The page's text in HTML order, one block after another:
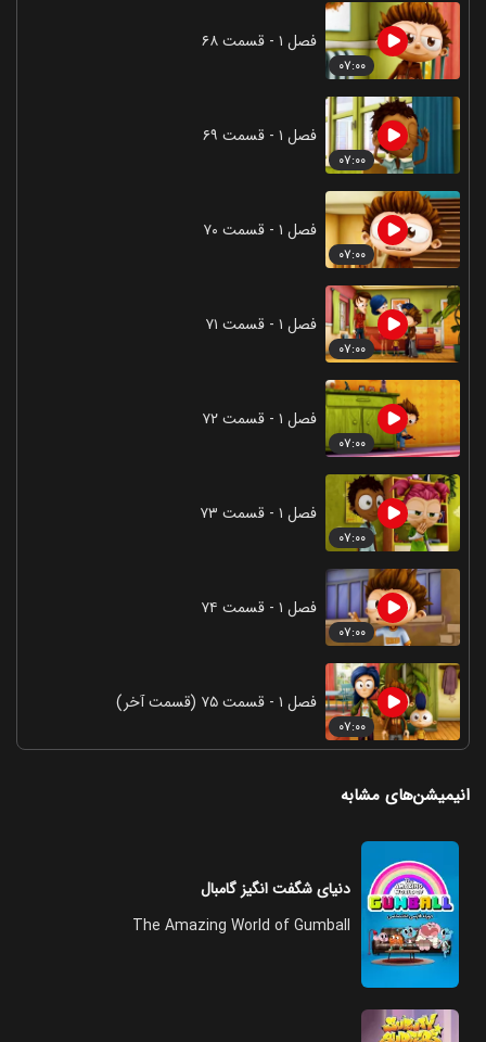
۰۷:۰۰
فصل ۱ - قسمت ۶۸
۰۷:۰۰
فصل ۱ - قسمت ۶۹
۰۷:۰۰
فصل ۱ - قسمت ۷۰
۰۷:۰۰
فصل ۱ - قسمت ۷۱
۰۷:۰۰
فصل ۱ - قسمت ۷۲
۰۷:۰۰
فصل ۱ - قسمت ۷۳
۰۷:۰۰
فصل ۱ - قسمت ۷۴
۰۷:۰۰
فصل ۱ - قسمت ۷۵ (قسمت آخر)
انیمیشن‌های مشابه
دنیای شگفت انگیز گامبال
The Amazing World of Gumball